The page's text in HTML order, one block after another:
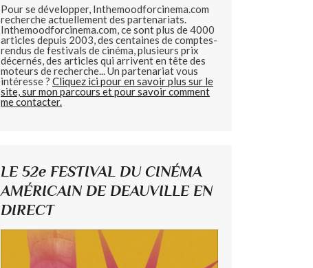
Pour se développer, Inthemoodforcinema.com
recherche actuellement des partenariats.
Inthemoodforcinema.com, ce sont plus de 4000
articles depuis 2003, des centaines de comptes-
rendus de festivals de cinéma, plusieurs prix
décernés, des articles qui arrivent en tête des
moteurs de recherche... Un partenariat vous
intéresse ? Cliquez ici pour en savoir plus sur le
site, sur mon parcours et pour savoir comment
me contacter.
LE 52e FESTIVAL DU CINÉMA
AMÉRICAIN DE DEAUVILLE EN
DIRECT